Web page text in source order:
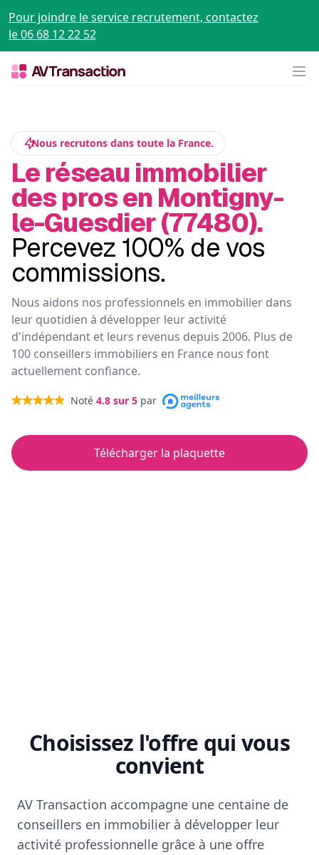
Pour joindre le service recrutement, contactez
le 06 68 12 22 52
Nous recrutons dans toute la France.
Le réseau immobilier
des pros en Montigny-
le-Guesdier (77480).
Percevez 100% de vos
commissions.
Nous aidons nos professionnels en immobilier dans
leur quotidien à développer leur activité
d'indépendant et leurs revenus depuis 2006. Plus de
100 conseillers immobiliers en France nous font
actuellement confiance.
Noté 4.8 sur 5 par
Télécharger la plaquette
Choisissez l'offre qui vous
convient
AV Transaction accompagne une centaine de
conseillers en immobilier à développer leur
activité professionnelle grâce à une offre